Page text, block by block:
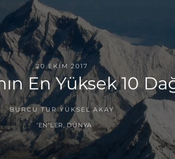
20 EKIM 2017
En Yüksek 10
BURCU TUR YÜKSEL AKAY
‘EN’LER ,DÜNYA